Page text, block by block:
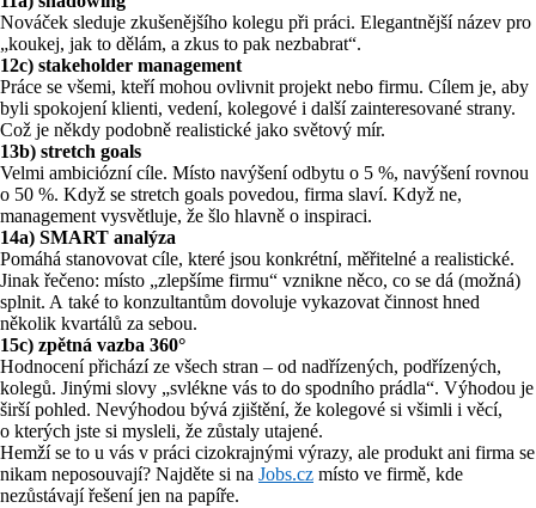
Nováček sleduje zkušenějšího kolegu při práci. Elegantnější název pro
„koukej, jak to dělám, a zkus to pak nezbabrat“.
12c) stakeholder management
Práce se všemi, kteří mohou ovlivnit projekt nebo firmu. Cílem je, aby
byli spokojení klienti, vedení, kolegové i další zainteresované strany.
Což je někdy podobně realistické jako světový mír.
13b) stretch goals
Velmi ambiciózní cíle. Místo navýšení odbytu o 5 %, navýšení rovnou
o 50 %. Když se stretch goals povedou, firma slaví. Když ne,
management vysvětluje, že šlo hlavně o inspiraci.
14a) SMART analýza
Pomáhá stanovovat cíle, které jsou konkrétní, měřitelné a realistické.
Jinak řečeno: místo „zlepšíme firmu“ vznikne něco, co se dá (možná)
splnit. A také to konzultantům dovoluje vykazovat činnost hned
několik kvartálů za sebou.
15c) zpětná vazba 360°
Hodnocení přichází ze všech stran – od nadřízených, podřízených,
kolegů. Jinými slovy „svlékne vás to do spodního prádla“. Výhodou je
širší pohled. Nevýhodou bývá zjištění, že kolegové si všimli i věcí,
o kterých jste si mysleli, že zůstaly utajené.
Hemží se to u vás v práci cizokrajnými výrazy, ale produkt ani firma se
nikam neposouvají? Najděte si na Jobs.cz místo ve firmě, kde
nezůstávají řešení jen na papíře.